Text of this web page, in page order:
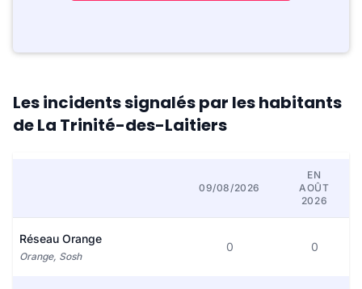
Les incidents signalés par les habitants
de La Trinité-des-Laitiers
09/08/2026
EN
AOÛT
2026
Réseau Orange
Orange, Sosh
0 0